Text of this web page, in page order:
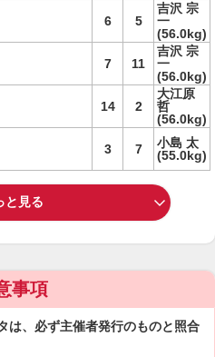
6 5
吉沢 宗
一
(56.0kg)
7 11
吉沢 宗
一
(56.0kg)
14 2
大江原
哲
(56.0kg)
3 7
小島 太
(55.0kg)
と見る
事項
は、必ず主催者発行のものと照合